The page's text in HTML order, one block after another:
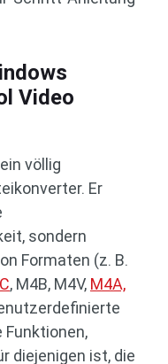
Video
völlig
Er
sondern
Formaten (z. B.
, M4B, M4V, M4A,
diejenigen ist, die